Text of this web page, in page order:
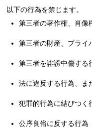
以下の行為を禁じます。
第三者の著作権、肖像
第三者の財産、プライ
第三者を誹謗中傷する
法に違反する行為、ま
犯罪的行為に結びつく
公序良俗に反する行為